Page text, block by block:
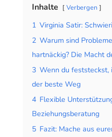
Inhalte Verbergen
1 Virginia Satir:
2 Warum sind
hartnäckig? Die Macht
3 Wenn du
der beste Weg
4 Flexible
Beziehungsberatung
5 Fazit: Mache aus